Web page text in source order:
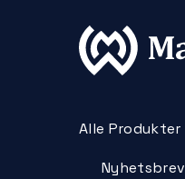
Alle Produkter
Nyhetsbrev